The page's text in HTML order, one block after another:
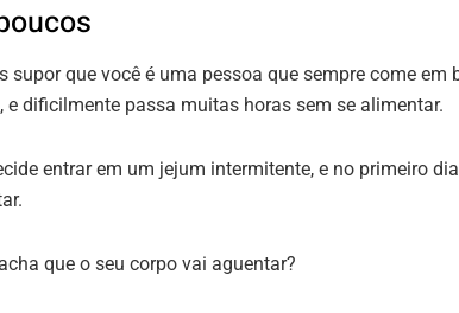
supor que você é uma pessoa que sempre come em
e dificilmente passa muitas horas sem se alimentar.
entrar em um jejum intermitente, e no primeiro
que o seu corpo vai aguentar?